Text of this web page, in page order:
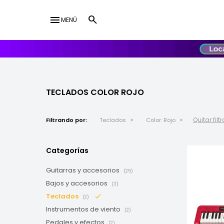
menuMENÚ
TECLADOS COLOR ROJO
Filtrando por: Teclados Color: Rojo Quitar
Categorías
Guitarras y accesorios (25)
Bajos y accesorios (3)
Teclados (2)
Instrumentos de viento (2)